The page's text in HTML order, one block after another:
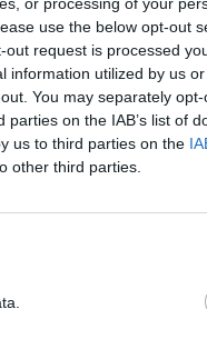
use the below opt-out
request is processed
information utilized by us
You may separately
on the IAB’s list of
us to third parties on the
other third parties.
laureatas
Džeimsas